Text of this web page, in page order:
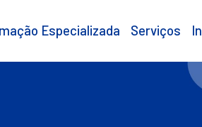
Especializada Serviços